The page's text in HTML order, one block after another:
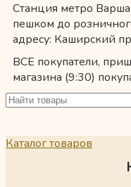
Станция метро
пешком до
адресу: Каширский
ВСЕ покупатели,
магазина (9:30)
Каталог товаров